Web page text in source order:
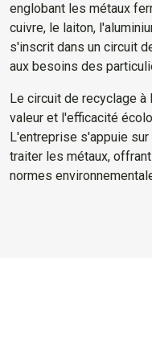
englobant les métaux
cuivre, le laiton,
s'inscrit dans un circuit
aux besoins des
Le circuit de recyclage
valeur et l'efficacité
L'entreprise s'appuie
traiter les métaux,
normes